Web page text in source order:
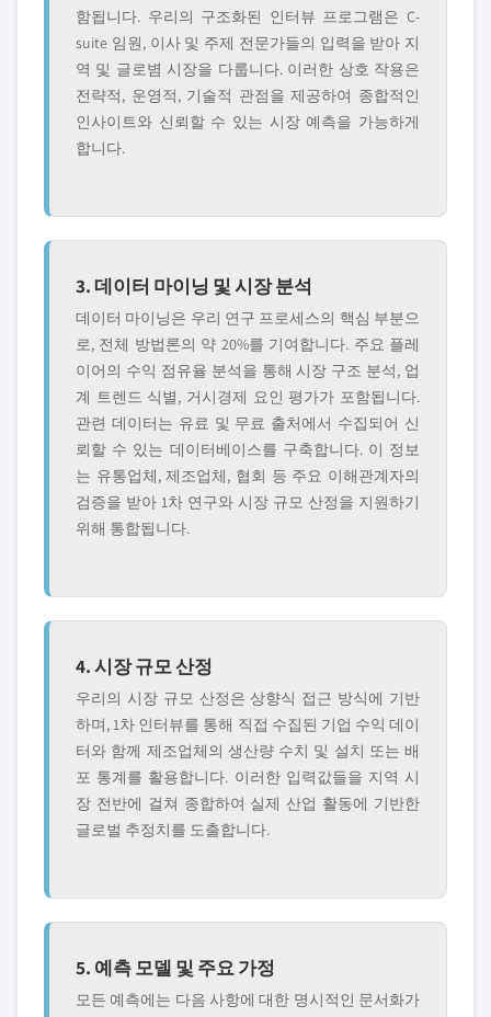
함됩니다. 우리의 구조화된 인터뷰 프로그램은 C-
suite 임원, 이사 및 주제 전문가들의 입력을 받아 지
역 및 글로볌 시장을 다룹니다. 이러한 상호 작용은
전략적, 운영적, 기술적 관점을 제공하여 종합적인
인사이트와 신뢰할 수 있는 시장 예측을 가능하게
합니다.
3. 데이터 마이닝 및 시장 분석
데이터 마이닝은 우리 연구 프로세스의 핵심 부분으
로, 전체 방법론의 약 20%를 기여합니다. 주요 플레
이어의 수익 점유율 분석을 통해 시장 구조 분석, 업
계 트렌드 식별, 거시경제 요인 평가가 포함됩니다.
관련 데이터는 유료 및 무료 출처에서 수집되어 신
뢰할 수 있는 데이터베이스를 구축합니다. 이 정보
는 유통업체, 제조업체, 협회 등 주요 이해관계자의
검증을 받아 1차 연구와 시장 규모 산정을 지원하기
위해 통합됩니다.
4. 시장 규모 산정
우리의 시장 규모 산정은 상향식 접근 방식에 기반
하며, 1차 인터뷰를 통해 직접 수집된 기업 수익 데이
터와 함께 제조업체의 생산량 수치 및 설치 또는 배
포 통계를 활용합니다. 이러한 입력값들을 지역 시
장 전반에 걸쳐 종합하여 실제 산업 활동에 기반한
글로벌 추정치를 도출합니다.
5. 예측 모델 및 주요 가정
모든 예측에는 다음 사항에 대한 명시적인 문서화가